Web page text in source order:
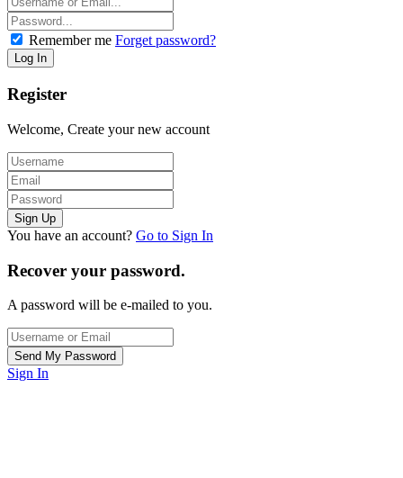
Remember me Forget password?
Register
Welcome, Create your new account
You have an account? Go to Sign In
Recover your password.
A password will be e-mailed to you.
Sign In